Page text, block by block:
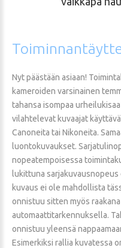
Nyt päästään asiaan!
kameroiden varsinainen
tahansa isompaa
vilahtelevat kuvaajat
Canoneita tai Nikoneita.
luontokuvaukset.
nopeatempoisessa
lukittuna sarjakuvausnopeus
kuvaus ei ole mahdollista
onnistuu sitten myös
automaattitarkennuksella.
onnistuu yleensä
Esimerkiksi rallia kuvatessa